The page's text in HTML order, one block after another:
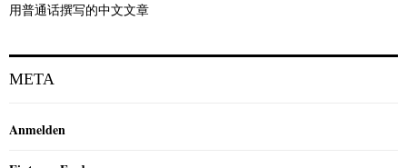
用普通话撰写的中文文章
META
Anmelden